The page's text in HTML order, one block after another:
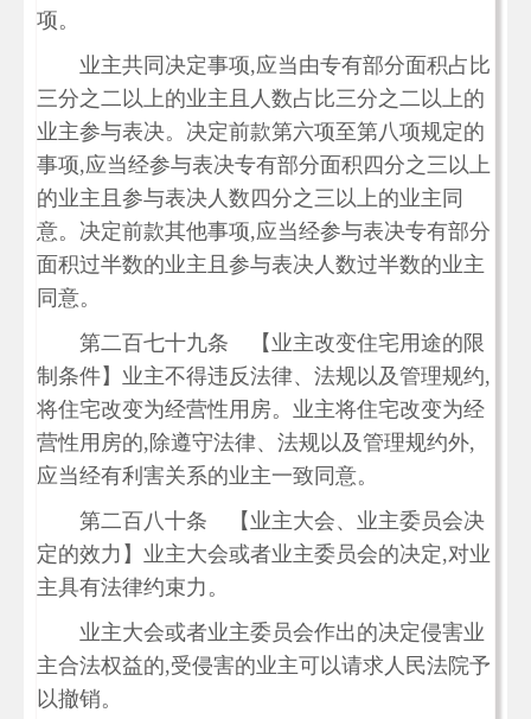
项。
业主共同决定事项,应当由专有部分面积占比
三分之二以上的业主且人数占比三分之二以上的
业主参与表决。决定前款第六项至第八项规定的
事项,应当经参与表决专有部分面积四分之三以上
的业主且参与表决人数四分之三以上的业主同
意。决定前款其他事项,应当经参与表决专有部分
面积过半数的业主且参与表决人数过半数的业主
同意。
第二百七十九条 【业主改变住宅用途的限
制条件】业主不得违反法律、法规以及管理规约,
将住宅改变为经营性用房。业主将住宅改变为经
营性用房的,除遵守法律、法规以及管理规约外,
应当经有利害关系的业主一致同意。
第二百八十条 【业主大会、业主委员会决
定的效力】业主大会或者业主委员会的决定,对业
主具有法律约束力。
业主大会或者业主委员会作出的决定侵害业
主合法权益的,受侵害的业主可以请求人民法院予
以撤销。